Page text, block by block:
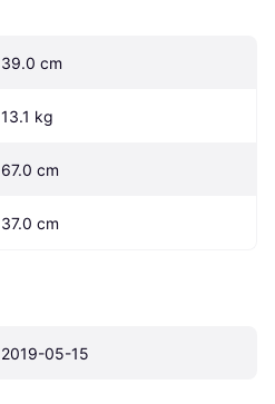
39.0 cm
13.1 kg
67.0 cm
37.0 cm
2019-05-15